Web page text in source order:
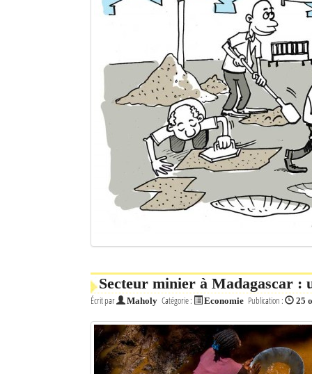
Secteur minier à Madagascar :
Écrit par Maholy Catégorie : Economie Publication : 25